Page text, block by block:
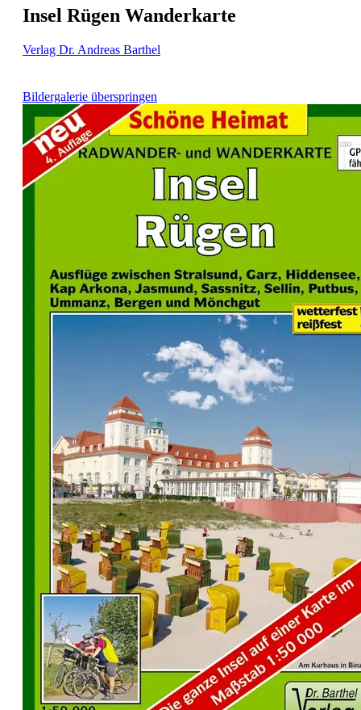
Insel Rügen Wanderkarte
Verlag Dr. Andreas Barthel
Bildergalerie überspringen